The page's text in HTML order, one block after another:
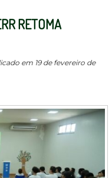
RETOMA
em 19 de fevereiro de